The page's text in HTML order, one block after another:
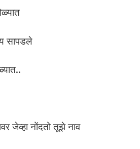
सापडले
जेव्हा नोंदतो तूझे नाव